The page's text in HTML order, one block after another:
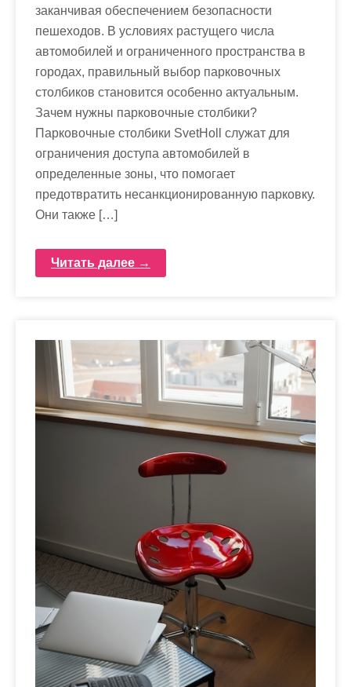
заканчивая обеспечением безопасности
пешеходов. В условиях растущего числа
автомобилей и ограниченного пространства в
городах, правильный выбор парковочных
столбиков становится особенно актуальным.
Зачем нужны парковочные столбики?
Парковочные столбики SvetHoll служат для
ограничения доступа автомобилей в
определенные зоны, что помогает
предотвратить несанкционированную парковку.
Они также […]
Читать далее →